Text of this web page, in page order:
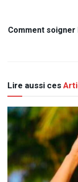
Comment
Lire aussi ces